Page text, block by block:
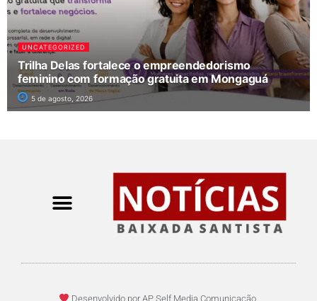
UNCATEGORIZED
Trilha Delas fortalece o empreendedorismo
feminino com formação gratuita em Mongaguá
5 de agosto, 2026
Desenvolvido por AP Self Media Comunicação.